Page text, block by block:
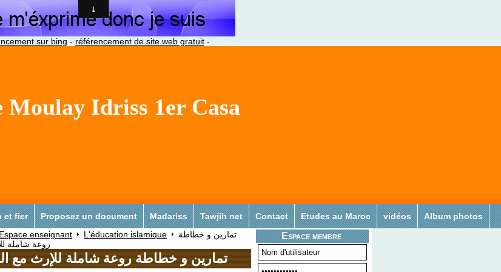
sur bing - référencement de site web gratuit-
Moulay Idriss 1er Casa
et fier Proposez un document Madariss Tawjih net Contact Etudes au Maroc vidéos Album photos
Espace membre
Espace enseignant L'éducation islamique
تمارين و خطاطة
روعة شاملة
تمارين و خطاطة روعة شاملة للإرث مع